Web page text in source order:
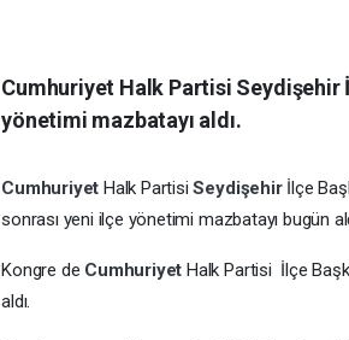
Cumhuriyet Halk Partisi Seydişehir
yönetimi mazbatayı aldı.
Cumhuriyet Halk PartisiSeydişehir İlçe
sonrası yeni ilçe yönetimi mazbatayı bugün
Kongre de CumhuriyetHalk Partisi İlçe
aldı.